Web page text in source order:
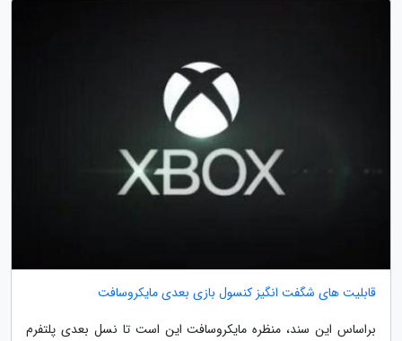
قابلیت های شگفت انگیز کنسول بازی بعدی مایکروسافت
براساس این سند، منظره مایکروسافت این است تا نسل بعدی پلتفرم